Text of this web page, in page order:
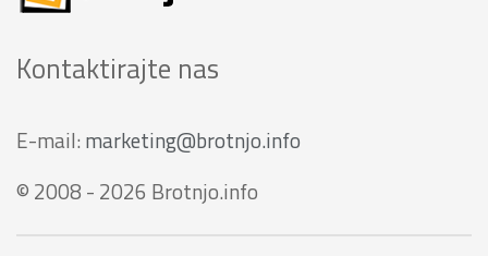
Kontaktirajte nas
E-mail: marketing@brotnjo.info
© 2008 - 2026 Brotnjo.info